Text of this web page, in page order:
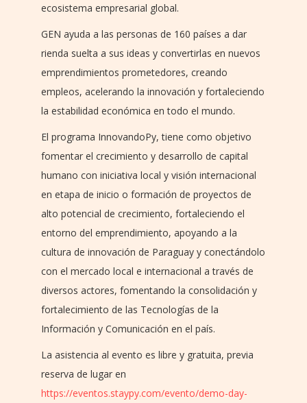
ecosistema empresarial global.
GEN ayuda a las personas de 160 países a dar
rienda suelta a sus ideas y convertirlas en nuevos
emprendimientos prometedores, creando
empleos, acelerando la innovación y fortaleciendo
la estabilidad económica en todo el mundo.
El programa InnovandoPy, tiene como objetivo
fomentar el crecimiento y desarrollo de capital
humano con iniciativa local y visión internacional
en etapa de inicio o formación de proyectos de
alto potencial de crecimiento, fortaleciendo el
entorno del emprendimiento, apoyando a la
cultura de innovación de Paraguay y conectándolo
con el mercado local e internacional a través de
diversos actores, fomentando la consolidación y
fortalecimiento de las Tecnologías de la
Información y Comunicación en el país.
La asistencia al evento es libre y gratuita, previa
reserva de lugar en
https://eventos.staypy.com/evento/demo-day-